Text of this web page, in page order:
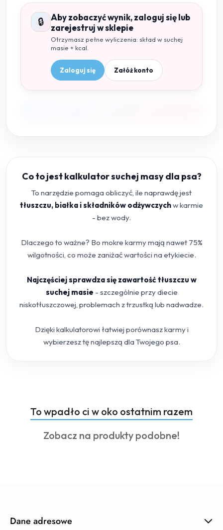
🔒
Aby zobaczyć wynik, zaloguj się lub
zarejestruj w sklepie
Otrzymasz pełne wyliczenia: skład w suchej
masie + kcal.
Zaloguj się Załóż konto
Co to jest kalkulator suchej masy dla psa?
To narzędzie pomaga obliczyć, ile naprawdę jest
tłuszczu, białka i składników odżywczychw karmie
- bez wody.
Dlaczego to ważne? Bo mokre karmy mają nawet 75%
wilgotności, co może zaniżać wartości na etykiecie.
Najczęściej sprawdza się zawartość tłuszczu w
suchej masie - szczególnie przy diecie
niskotłuszczowej, problemach z trzustką lub nadwadze.
Dzięki kalkulatorowi łatwiej porównasz karmy i
wybierzesz tę najlepszą dla Twojego psa.
Pomiń karuzelę produktów
Produkty
o
statusie:
To wpadło ci w oko ostatnim razem
Produkty
Zobacz na produkty podobne!
Dane adresowe